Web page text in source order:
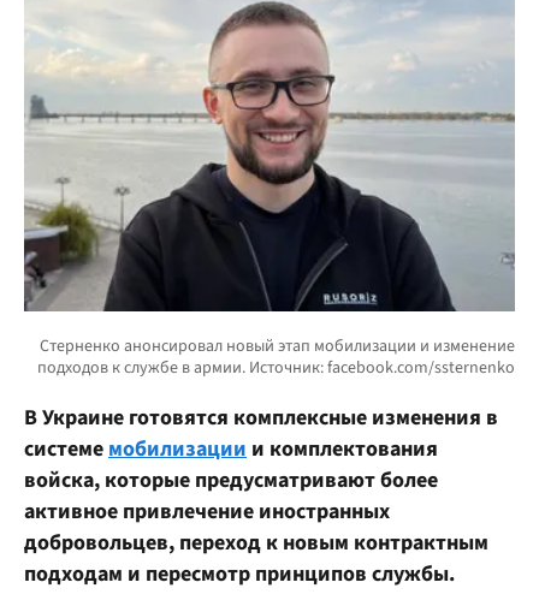
В Украине готовятся комплексные изменения в
системе мобилизации и комплектования
войска, которые предусматривают более
активное привлечение иностранных
добровольцев, переход к новым контрактным
подходам и пересмотр принципов службы.